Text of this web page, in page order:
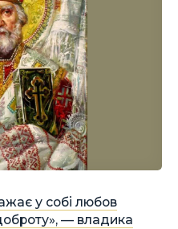
у собі любов
— владика